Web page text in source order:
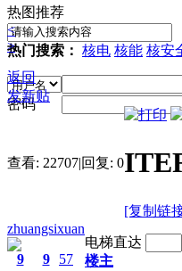
热门搜索： 核电 核能 核安
密码
热图推荐
<
>
返回
发新贴
查看: 22707|回复: 0
[复制链
zhuangsixuan
9
9 57
电梯直达
楼主